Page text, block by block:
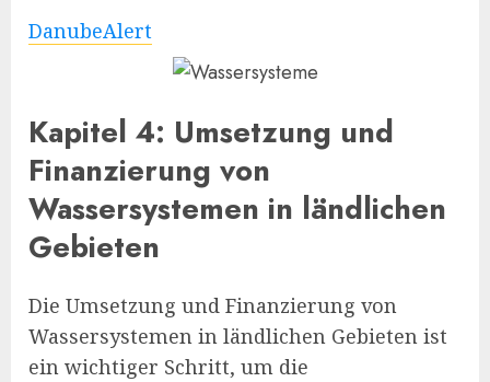
DanubeAlert
Kapitel 4: Umsetzung und
Finanzierung von
Wassersystemen in ländlichen
Gebieten
Die Umsetzung und Finanzierung von
Wassersystemen in ländlichen Gebieten ist
ein wichtiger Schritt, um die